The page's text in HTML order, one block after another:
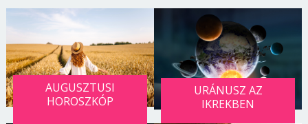
AUGUSZTUSI
HOROSZKÓP
URÁNUSZ AZ
IKREKBEN